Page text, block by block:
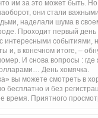
им за это может быть. Но
они стали важными
наделали шума в
Проходит первый
интересными событиями,
и, в конечном итоге, –
И снова вопросы : где
День хомячка.
вы можете смотреть в
бесплатно и без
время. Приятного